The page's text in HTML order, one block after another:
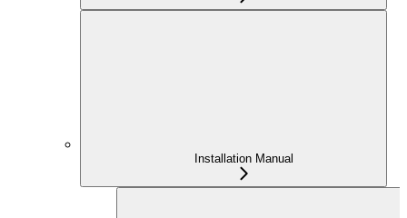
Installation Manual